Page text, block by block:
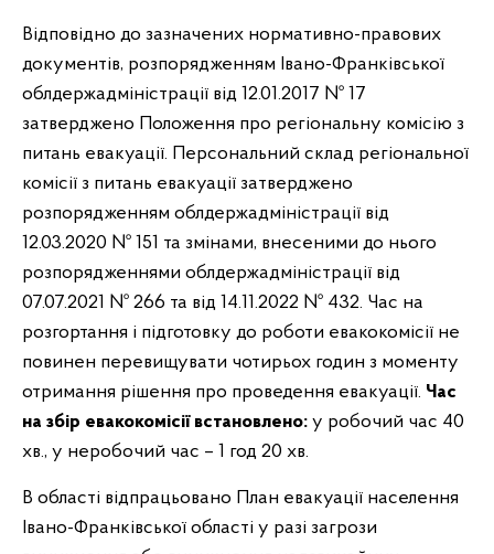
Відповідно до зазначених нормативно-правових
документів, розпорядженням Івано-Франківської
облдержадміністрації від 12.01.2017 № 17
затверджено Положення про регіональну комісію з
питань евакуації. Персональний склад регіональної
комісії з питань евакуації затверджено
розпорядженням облдержадміністрації від
12.03.2020 № 151 та змінами, внесеними до нього
розпорядженнями облдержадміністрації від
07.07.2021 № 266 та від 14.11.2022 № 432. Час на
розгортання і підготовку до роботи евакокомісії не
повинен перевищувати чотирьох годин з моменту
отримання рішення про проведення евакуації. Час
на збір евакокомісії встановлено: у робочий час 40
хв., у неробочий час – 1 год 20 хв.
В області відпрацьовано План евакуації населення
Івано-Франківської області у разі загрози